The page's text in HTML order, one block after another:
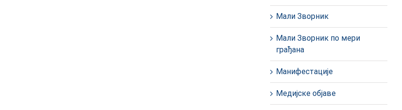
Мали Зворник
Мали Зворник по мери
грађана
Манифестације
Медијске објаве